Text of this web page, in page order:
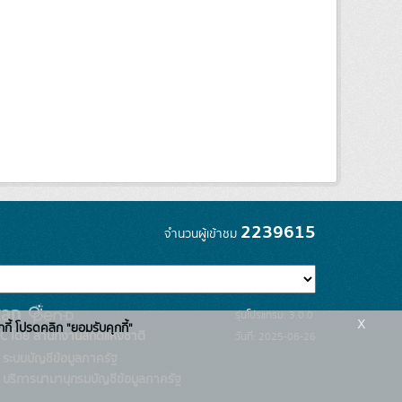
จำนวนผู้เข้าชม 2239615
โดย สำนักงานสถิติแห่งชาติ
รุ่นโปรแกรม: 3.0.0
วันที่: 2025-06-26
กี้ โปรดคลิก "ยอมรับคุกกี้" x